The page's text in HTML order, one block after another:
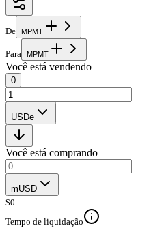
De MPMT
Para MPMT
Você está vendendo
0
USDe
Você está comprando
mUSD
$0
Tempo de liquidação